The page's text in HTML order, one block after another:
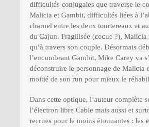
difficultés conjugales que traverse le
Malicia et Gambit, difficultés liées à
charnel entre les deux tourtereaux et
du Cajun. Fragilisée (cocue ?), Malicia
qu’à travers son couple. Désormais
l’encombrant Gambit, Mike Carey va
déconstruire le personnage de Malicia
moitié de son run pour mieux le
Dans cette optique, l’auteur complète
l’électron libre Cable mais aussi et
recrues pour le moins étonnantes : les